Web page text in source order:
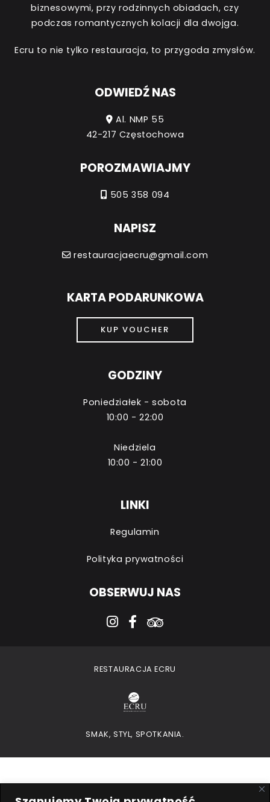
biznesowymi, przy rodzinnych obiadach, czy
podczas romantycznych kolacji dla dwojga.
Ecru to nie tylko restauracja, to przygoda zmysłów.
ODWIEDŹ NAS
Al. NMP 55
42-217 Częstochowa
POROZMAWIAJMY
505 358 094
NAPISZ
restauracjaecru@gmail.com
KARTA PODARUNKOWA
KUP VOUCHER
GODZINY
Poniedziałek - sobota
10:00 - 22:00
Niedziela
10:00 - 21:00
LINKI
Regulamin
Polityka prywatności
OBSERWUJ NAS
instagram
facebook-f
tripadvisor
RESTAURACJA ECRU
SMAK, STYL, SPOTKANIA.